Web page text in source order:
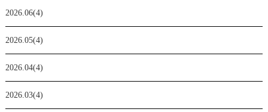
2026.06(4)
2026.05(4)
2026.04(4)
2026.03(4)